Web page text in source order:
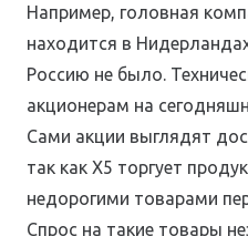
Например, головная
находится в
Россию не было.
акционерам на
Сами акции выглядят
так как Х5 торгует
недорогими товарами
Спрос на такие товары